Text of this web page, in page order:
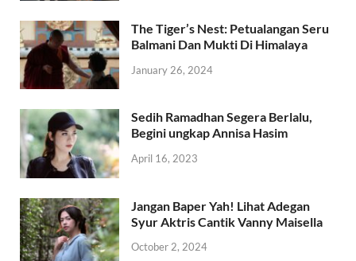
The Tiger’s Nest: Petualangan Seru
Balmani Dan Mukti Di Himalaya
January 26, 2024
Sedih Ramadhan Segera Berlalu,
Begini ungkap Annisa Hasim
April 16, 2023
Jangan Baper Yah! Lihat Adegan
Syur Aktris Cantik Vanny Maisella
October 2, 2024